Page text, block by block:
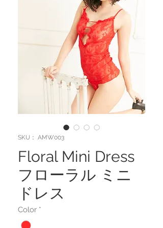
SKU： AMW003
Floral Mini Dress
フローラル ミニ
ドレス
Color *